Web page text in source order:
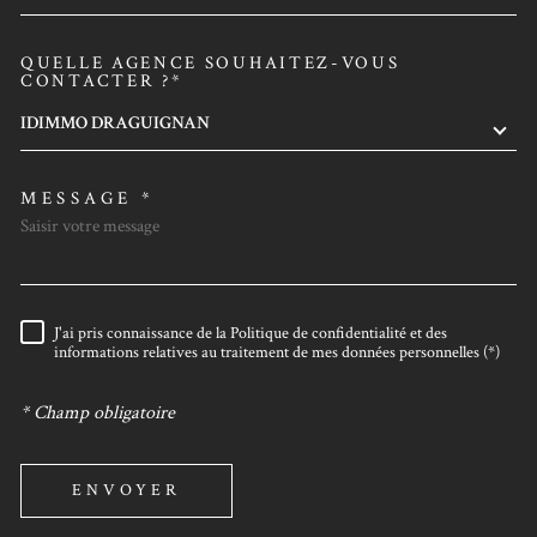
QUELLE AGENCE SOUHAITEZ-VOUS
CONTACTER ?*
IDIMMO DRAGUIGNAN
MESSAGE *
RÈGLEMENTATION
J'ai pris connaissance de la Politique de confidentialité et des
informations relatives au traitement de mes données personnelles (*)
* Champ obligatoire
ENVOYER